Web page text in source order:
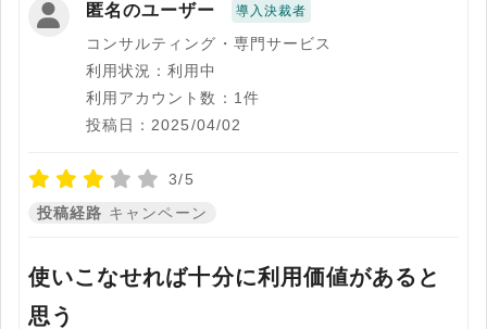
匿名のユーザー 導入決裁者
コンサルティング・専門サービス
利用状況：利用中
利用アカウント数：1件
投稿日：2025/04/02
3/5
投稿経路 キャンペーン
使いこなせれば十分に利用価値があると
思う